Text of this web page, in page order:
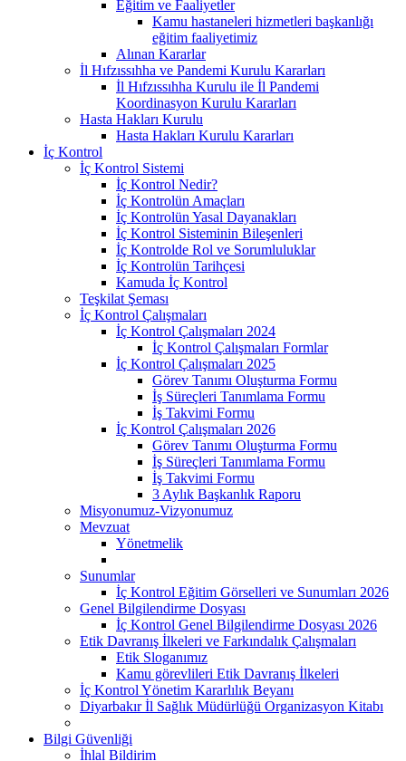
Eğitim ve Faaliyetler
Kamu hastaneleri hizmetleri başkanlığı
eğitim faaliyetimiz
Alınan Kararlar
İl Hıfzıssıhha ve Pandemi Kurulu Kararları
İl Hıfzıssıhha Kurulu ile İl Pandemi
Koordinasyon Kurulu Kararları
Hasta Hakları Kurulu
Hasta Hakları Kurulu Kararları
İç Kontrol
İç Kontrol Sistemi
İç Kontrol Nedir?
İç Kontrolün Amaçları
İç Kontrolün Yasal Dayanakları
İç Kontrol Sisteminin Bileşenleri
İç Kontrolde Rol ve Sorumluluklar
İç Kontrolün Tarihçesi
Kamuda İç Kontrol
Teşkilat Şeması
İç Kontrol Çalışmaları
İç Kontrol Çalışmaları 2024
İç Kontrol Çalışmaları Formlar
İç Kontrol Çalışmaları 2025
Görev Tanımı Oluşturma Formu
İş Süreçleri Tanımlama Formu
İş Takvimi Formu
İç Kontrol Çalışmaları 2026
Görev Tanımı Oluşturma Formu
İş Süreçleri Tanımlama Formu
İş Takvimi Formu
3 Aylık Başkanlık Raporu
Misyonumuz-Vizyonumuz
Mevzuat
Yönetmelik
Sunumlar
İç Kontrol Eğitim Görselleri ve Sunumları 2026
Genel Bilgilendirme Dosyası
İç Kontrol Genel Bilgilendirme Dosyası 2026
Etik Davranış İlkeleri ve Farkındalık Çalışmaları
Etik Sloganımız
Kamu görevlileri Etik Davranış İlkeleri
İç Kontrol Yönetim Kararlılık Beyanı
Diyarbakır İl Sağlık Müdürlüğü Organizasyon Kitabı
Bilgi Güvenliği
İhlal Bildirim